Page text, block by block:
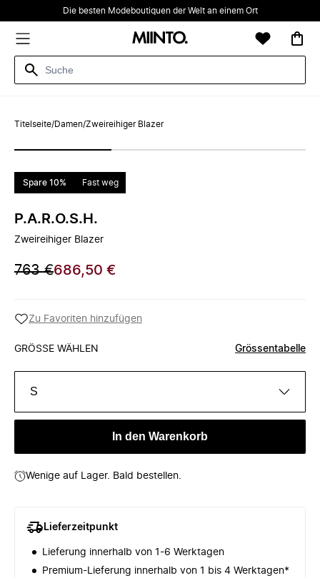
Die besten Modeboutiquen der Welt an einem Ort
Titelseite/Damen/Zweireihiger Blazer
Spare 10% Fast weg
P.A.R.O.S.H.
Zweireihiger Blazer
763 €686,50 €
Zu Favoriten hinzufügen
GRÖSSE WÄHLEN Grössentabelle
S
In den Warenkorb
Wenige auf Lager. Bald bestellen.
Lieferzeitpunkt
Lieferung innerhalb von 1-6 Werktagen
Premium-Lieferung innerhalb von 1 bis 4 Werktagen*